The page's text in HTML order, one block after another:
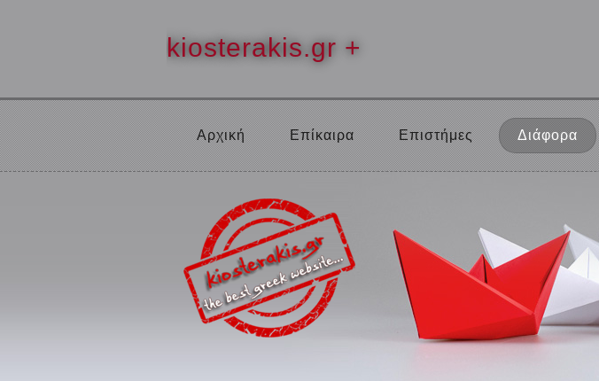
kiosterakis.gr +
Αρχική Επίκαιρα Επιστήμες Διάφορα